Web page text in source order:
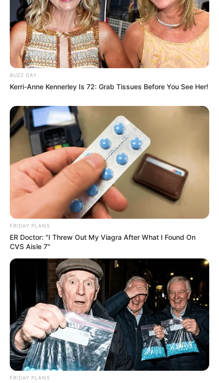
BUZZ DAY
Kerri-Anne Kennerley Is 72: Grab Tissues Before You See Her!
FRIDAY PLANS
ER Doctor: "I Threw Out My Viagra After What I Found On
CVS Aisle 7"
FRIDAY PLANS